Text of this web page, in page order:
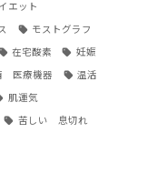
エット
モストグラフ
在宅酸素 妊娠
医療機器 温活
肌運気
苦しい 息切れ